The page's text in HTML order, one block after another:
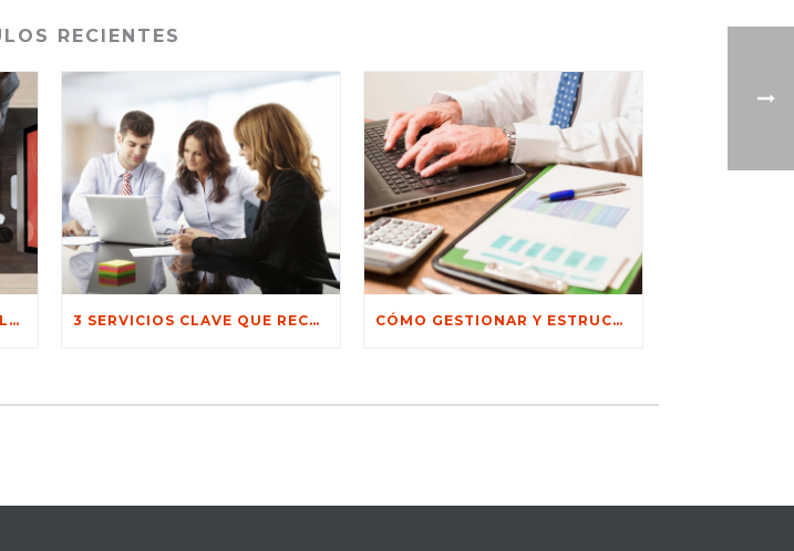
RECIENTES
TENDENCIAS ACTUALES EN LA GESTIÓN DE COBRANZAS 3 SERVICIOS CLAVE QUE RECUPEROS Y MANDATOS TE OFRECE PARA RECUPERAR TU GESTIÓN DE COBRANZA CÓMO GESTIONAR Y ESTRUCTURAR UN CORREO DE GESTIÓN DE COBROS